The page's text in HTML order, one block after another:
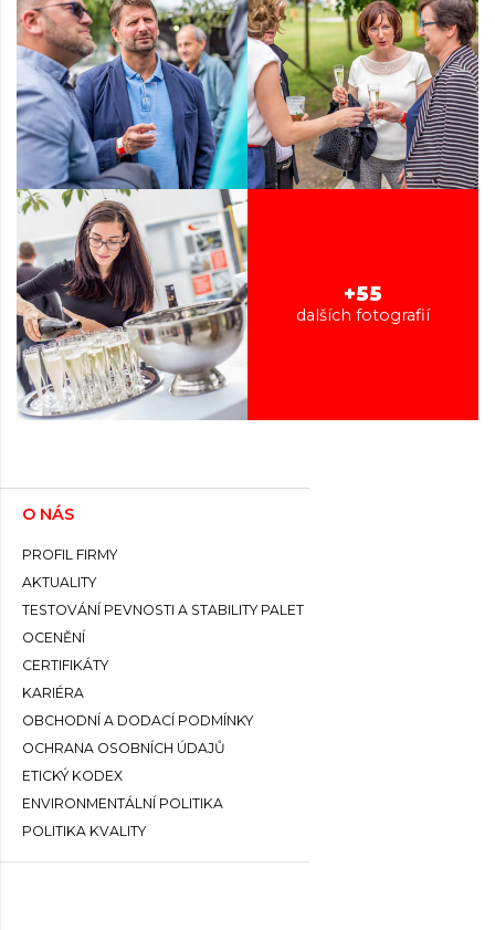
+55
dalších fotografií
O NÁS
PROFIL FIRMY
AKTUALITY
TESTOVÁNÍ PEVNOSTI A STABILITY PALET
OCENĚNÍ
CERTIFIKÁTY
KARIÉRA
OBCHODNÍ A DODACÍ PODMÍNKY
OCHRANA OSOBNÍCH ÚDAJŮ
ETICKÝ KODEX
ENVIRONMENTÁLNÍ POLITIKA
POLITIKA KVALITY